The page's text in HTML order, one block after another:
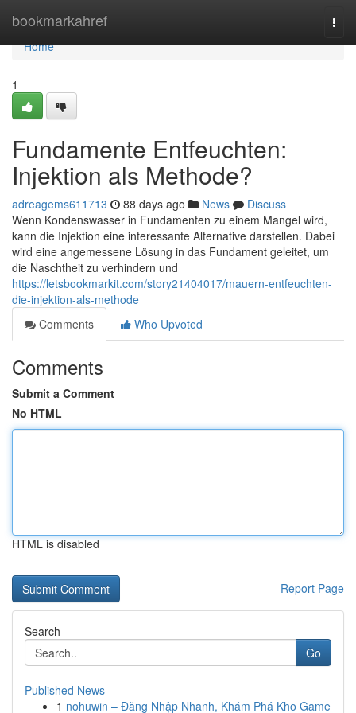
bookmarkahref
Home
Home
1
Fundamente Entfeuchten:
Injektion als Methode?
adreagems611713 88 days ago News
Discuss
Wenn Kondenswasser in Fundamenten zu einem Mangel wird,
kann die Injektion eine interessante Alternative darstellen. Dabei
wird eine angemessene Lösung in das Fundament geleitet, um
die Naschtheit zu verhindern und
https://letsbookmarkit.com/story21404017/mauern-entfeuchten-
die-injektion-als-methode
Comments
Who Upvoted
Comments
Submit a Comment
No HTML
HTML is disabled
Report Page
Search
Go
Published News
1 nohuwin – Đăng Nhập Nhanh, Khám Phá Kho Game